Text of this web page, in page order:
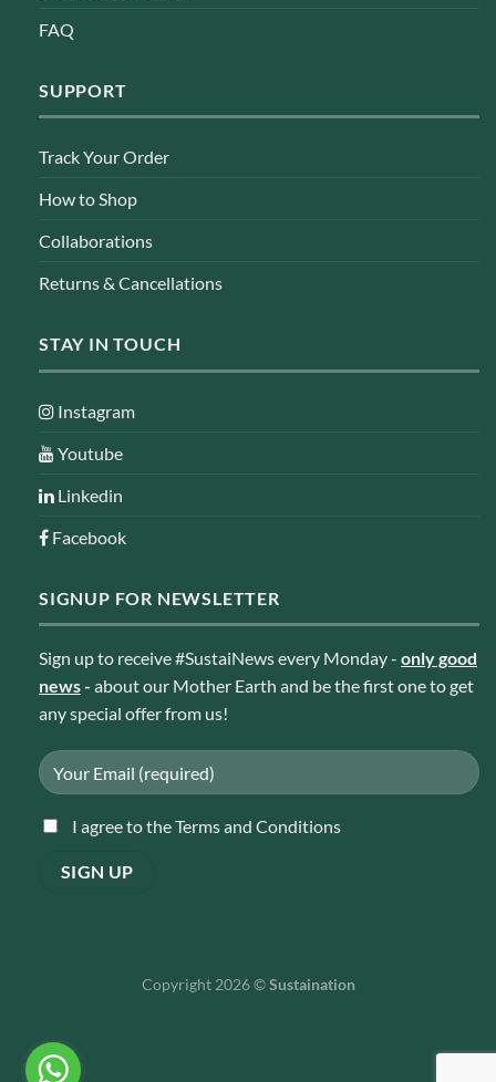
FAQ
SUPPORT
Track Your Order
How to Shop
Collaborations
Returns & Cancellations
STAY IN TOUCH
Instagram
Youtube
Linkedin
Facebook
SIGNUP FOR NEWSLETTER
Sign up to receive #SustaiNews every Monday - only good
news- about our Mother Earth and be the first one to get
any special offer from us!
I agree to the Terms and Conditions
Copyright 2026 ©Sustaination